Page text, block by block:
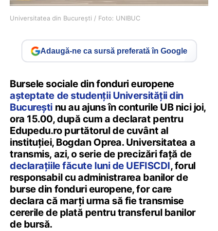
Universitatea din București / Foto: UNIBUC
Adaugă-ne ca sursă preferată în Google
Bursele sociale din fonduri europene
așteptate de studenții Universității din
Bucureștinu au ajuns în conturile UB nici joi,
ora 15.00, după cum a declarat pentru
Edupedu.ro purtătorul de cuvânt al
instituției, Bogdan Oprea. Universitatea a
transmis, azi, o serie de precizări față de
declarațiile făcute luni de UEFISCDI, forul
responsabil cu administrarea banilor de
burse din fonduri europene, for care
declara că marți urma să fie transmise
cererile de plată pentru transferul banilor
de bursă.